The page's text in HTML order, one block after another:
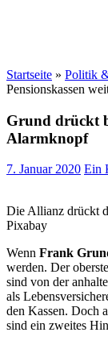
Startseite » Politik
Pensionskassen
Grund drückt
Alarmknopf
7. Januar 2020 Ein
Die Allianz drückt
Pixabay
Wenn Frank
werden. Der
sind von der
als
den Kassen. Doch
sind ein zweites